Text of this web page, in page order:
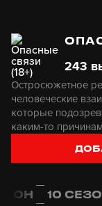
243
Остросюжетное
человеческие
которые
каким-то
10